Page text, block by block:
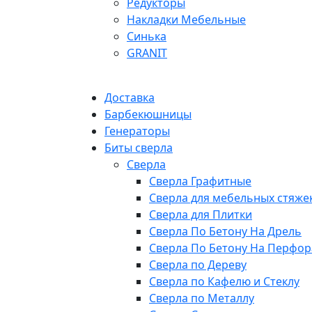
Накладки Мебельные
Синька
GRANIT
Доставка
Барбекюшницы
Генераторы
Биты сверла
Сверла
Сверла Графитные
Сверла для мебельных
Сверла для Плитки
Сверла По Бетону На Дрель
Сверла По Бетону На
Сверла по Дереву
Сверла по Кафелю и Стеклу
Сверла по Металлу